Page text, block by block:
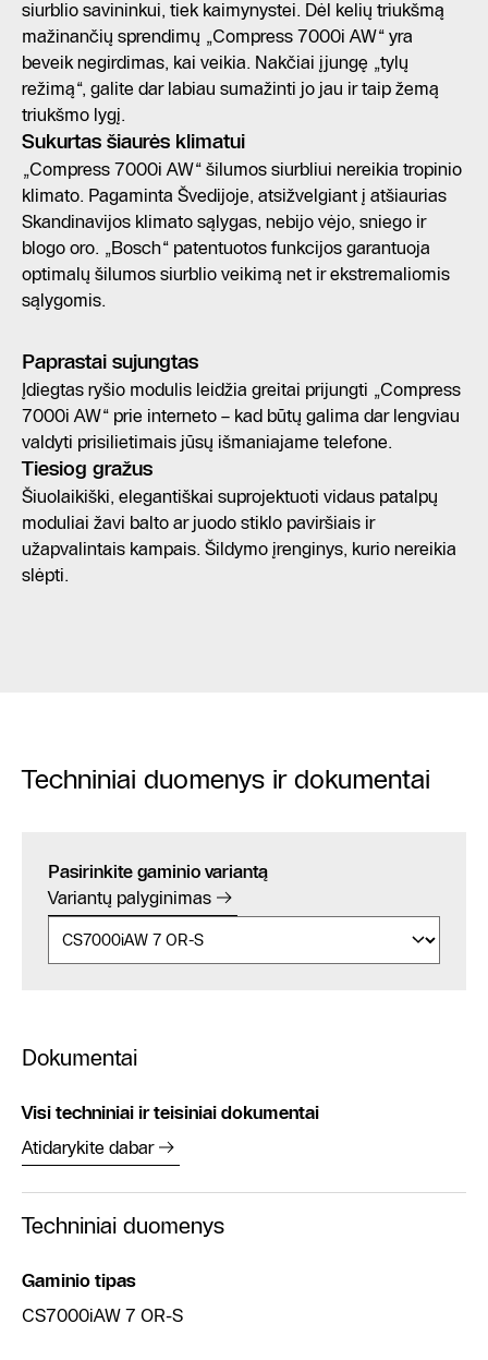
siurblio savininkui, tiek kaimynystei. Dėl kelių triukšmą
mažinančių sprendimų „Compress 7000i AW“ yra
beveik negirdimas, kai veikia. Nakčiai įjungę „tylų
režimą“, galite dar labiau sumažinti jo jau ir taip žemą
triukšmo lygį.
Sukurtas šiaurės klimatui
„Compress 7000i AW“ šilumos siurbliui nereikia tropinio
klimato. Pagaminta Švedijoje, atsižvelgiant į atšiaurias
Skandinavijos klimato sąlygas, nebijo vėjo, sniego ir
blogo oro. „Bosch“ patentuotos funkcijos garantuoja
optimalų šilumos siurblio veikimą net ir ekstremaliomis
sąlygomis.
Paprastai sujungtas
Įdiegtas ryšio modulis leidžia greitai prijungti „Compress
7000i AW“ prie interneto – kad būtų galima dar lengviau
valdyti prisilietimais jūsų išmaniajame telefone.
Tiesiog gražus
Šiuolaikiški, elegantiškai suprojektuoti vidaus patalpų
moduliai žavi balto ar juodo stiklo paviršiais ir
užapvalintais kampais. Šildymo įrenginys, kurio nereikia
slėpti.
Techniniai duomenys ir dokumentai
Pasirinkite gaminio variantą
Variantų palyginimas
Dokumentai
Visi techniniai ir teisiniai dokumentai
Atidarykite dabar
Techniniai duomenys
Gaminio tipas
CS7000iAW 7 OR-S